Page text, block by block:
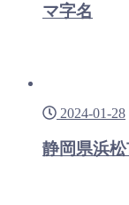
マ字名
2024-01-28
静岡県浜